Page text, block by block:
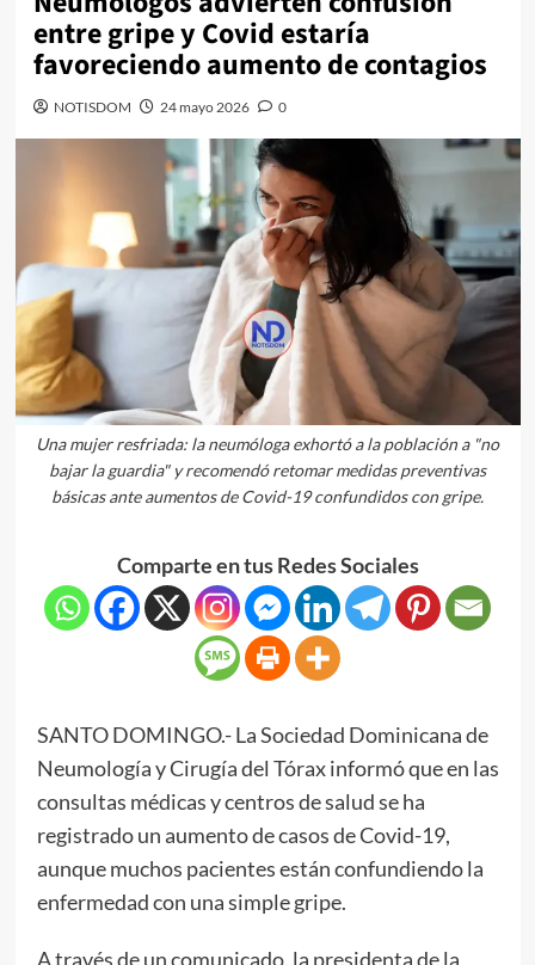
entre gripe y Covid estaría
favoreciendo aumento de contagios
NOTISDOM 24 mayo 2026 0
Una mujer resfriada: la neumóloga exhortó a la población a "no
bajar la guardia" y recomendó retomar medidas preventivas
básicas ante aumentos de Covid-19 confundidos con gripe.
Comparte en tus Redes Sociales
SANTO DOMINGO.- La Sociedad Dominicana de
Neumología y Cirugía del Tórax informó que en las
consultas médicas y centros de salud se ha
registrado un aumento de casos de Covid-19,
aunque muchos pacientes están confundiendo la
enfermedad con una simple gripe.
A través de un comunicado, la presidenta de la